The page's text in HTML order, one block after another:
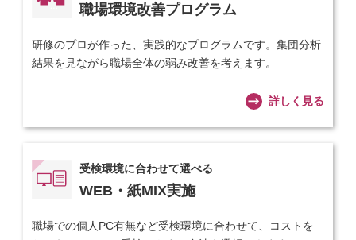
職場環境改善プログラム
研修のプロが作った、実践的なプログラムです。集団分析
結果を見ながら職場全体の弱み改善を考えます。
詳しく見る
受検環境に合わせて選べる
WEB・紙MIX実施
職場での個人PC有無など受検環境に合わせて、コストを